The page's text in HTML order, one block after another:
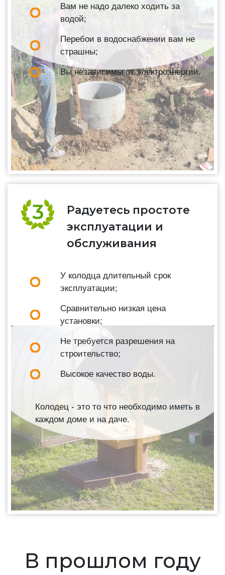
Вам не надо далеко ходить за
водой;
Перебои в водоснабжении вам не
страшны;
Вы независимы от электроэнергии.
Радуетесь простоте
эксплуатации и
обслуживания
У колодца длительный срок
эксплуатации;
Сравнительно низкая цена
установки;
Не требуется разрешения на
строительство;
Высокое качество воды.
Колодец - это то что необходимо иметь в
каждом доме и на даче.
В прошлом году